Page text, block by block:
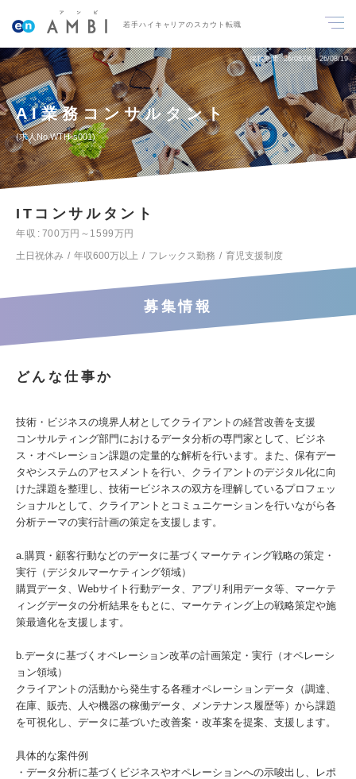
若手ハイキャリアのスカウト転職
掲載期間 26/08/06～26/08/19
AI業務コンサルタント
求人No.WTH-s001
ITコンサルタント
年収
700万円～1599万円
土日祝休み
年収600万以上 フレックス勤務 育児支援制度
募集情報
どんな仕事か
技術・ビジネスの境界人材としてクライアントの経営改善を支援
コンサルティング部門におけるデータ分析の専門家として、ビジネ
ス・オペレーション課題の定量的な解析を行います。また、保有デー
タやシステムのアセスメントを行い、クライアントのデジタル化に向
けた課題を整理し、技術ービジネスの双方を理解しているプロフェッ
ショナルとして、クライアントとコミュニケーションを行いながら各
分析テーマの実行計画の策定を支援します。
a.購買・顧客行動などのデータに基づくマーケティング戦略の策定・
実行（デジタルマーケティング領域）
購買データ、Webサイト行動データ、アプリ利用データ等、マーケテ
ィングデータの分析結果をもとに、マーケティング上の戦略策定や施
策最適化を支援します。
b.データに基づくオペレーション改革の計画策定・実行（オペレーシ
ョン領域）
クライアントの活動から発生する各種オペレーションデータ（調達、
在庫、販売、人や機器の稼働データ、メンテナンス履歴等）から課題
を可視化し、データに基づいた改善案・改革案を提案、支援します。
具体的な案件例
・データ分析に基づくビジネスやオペレーションへの示唆出し、レポ